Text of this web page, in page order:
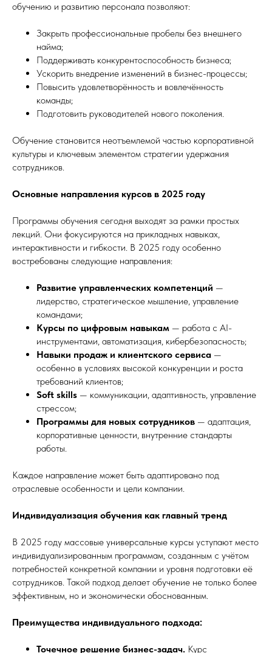
обучению и развитию персонала позволяют:
Закрыть профессиональные пробелы без внешнего
найма;
Поддерживать конкурентоспособность бизнеса;
Ускорить внедрение изменений в бизнес-процессы;
Повысить удовлетворённость и вовлечённость
команды;
Подготовить руководителей нового поколения.
Обучение становится неотъемлемой частью корпоративной
культуры и ключевым элементом стратегии удержания
сотрудников.
Основные направления курсов в 2025 году
Программы обучения сегодня выходят за рамки простых
лекций. Они фокусируются на прикладных навыках,
интерактивности и гибкости. В 2025 году особенно
востребованы следующие направления:
Развитие управленческих компетенций —
лидерство, стратегическое мышление, управление
командами;
Курсы по цифровым навыкам — работа с AI-
инструментами, автоматизация, кибербезопасность;
Навыки продаж и клиентского сервиса —
особенно в условиях высокой конкуренции и роста
требований клиентов;
Soft skills — коммуникации, адаптивность, управление
стрессом;
Программы для новых сотрудников — адаптация,
корпоративные ценности, внутренние стандарты
работы.
Каждое направление может быть адаптировано под
отраслевые особенности и цели компании.
Индивидуализация обучения как главный тренд
В 2025 году массовые универсальные курсы уступают место
индивидуализированным программам, созданным с учётом
потребностей конкретной компании и уровня подготовки её
сотрудников. Такой подход делает обучение не только более
эффективным, но и экономически обоснованным.
Преимущества индивидуального подхода:
Точечное решение бизнес-задач. Курс